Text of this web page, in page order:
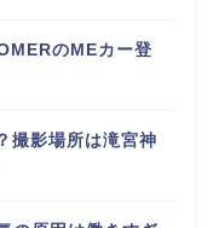
のMEカー登
撮影場所は滝宮神